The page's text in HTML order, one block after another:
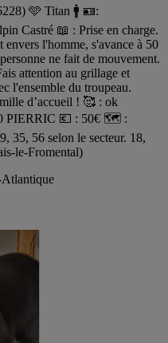
🩵 Titan 🚹 🪪:
Castré 📖 : Prise en charge.
l'homme, s'avance à 50
ne fait de mouvement.
attention au grillage et
l'ensemble du troupeau.
d’accueil ! 🥰 : ok
PIERRIC 💶 : 50€ 🗺️ :
35, 56 selon le secteur. 18,
le-Fromental)